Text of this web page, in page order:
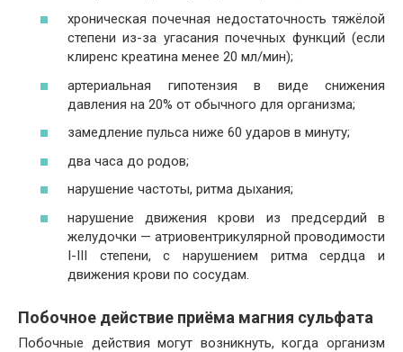
хроническая почечная недостаточность тяжёлой
степени из-за угасания почечных функций (если
клиренс креатина менее 20 мл/мин);
артериальная гипотензия в виде снижения
давления на 20% от обычного для организма;
замедление пульса ниже 60 ударов в минуту;
два часа до родов;
нарушение частоты, ритма дыхания;
нарушение движения крови из предсердий в
желудочки — атриовентрикулярной проводимости
I-III степени, с нарушением ритма сердца и
движения крови по сосудам.
Побочное действие приёма магния сульфата
Побочные действия могут возникнуть, когда организм